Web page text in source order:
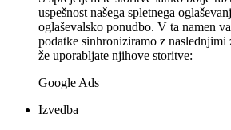
uspešnost našega spletnega
oglaševalsko ponudbo. V ta namen
podatke sinhroniziramo z
že uporabljate njihove storitve:
Google Ads
Izvedba